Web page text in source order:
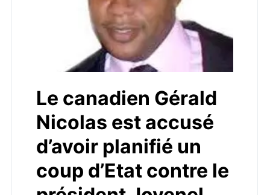
Le canadien Gérald
Nicolas est accusé
d’avoir planifié un
coup d’Etat contre le